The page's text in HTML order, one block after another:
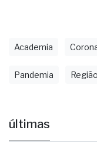
Academia
Pandemia Região
últimas